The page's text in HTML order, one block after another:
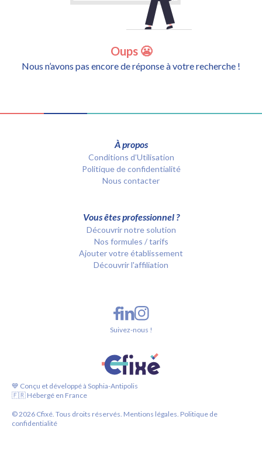
Oups 😬
Nous n’avons pas encore de réponse à votre recherche !
À propos
Conditions d’Utilisation
Politique de confidentialité
Nous contacter
Vous êtes professionnel ?
Découvrir notre solution
Nos formules / tarifs
Ajouter votre établissement
Découvrir l'affiliation
💙 Conçu et développé à Sophia-Antipolis
🇫🇷 Hébergé en France
©2026 Cfixé. Tous droits réservés. Mentions légales. Politique de
confidentialité
Suivez-nous !